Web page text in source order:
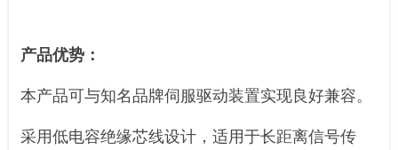
产品优势：
本产品可与知名品牌伺服驱动装置实现良好兼容。
采用低电容绝缘芯线设计，适用于长距离信号传